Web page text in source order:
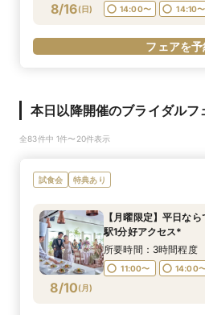
8/16(日)
14:00〜
14:10〜
フェアを予
本日以降開催のブライダルフ
全83件中 1件〜20件表示
試食会 特典あり
8/10(月)
【月曜限定】平日な
駅1分好アクセス*
所要時間：3時間程度
11:00〜 14:00